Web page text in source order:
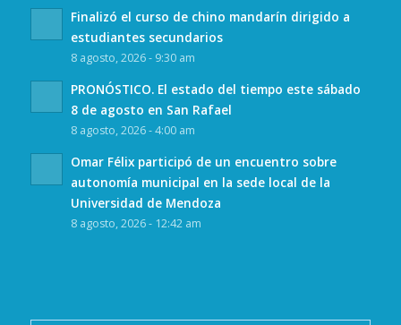
Finalizó el curso de chino mandarín dirigido a
estudiantes secundarios
8 agosto, 2026 - 9:30 am
PRONÓSTICO. El estado del tiempo este sábado
8 de agosto en San Rafael
8 agosto, 2026 - 4:00 am
Omar Félix participó de un encuentro sobre
autonomía municipal en la sede local de la
Universidad de Mendoza
8 agosto, 2026 - 12:42 am